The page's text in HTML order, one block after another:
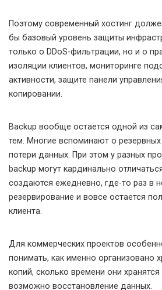
Поэтому современный хостинг
бы базовый уровень защиты
только о DDoS-фильтрации, но и о
изоляции клиентов, мониторинге
активности, защите панели
копировании.
Backup вообще остается одной из
тем. Многие вспоминают о
потери данных. При этом у разных
backup могут кардинально
создаются ежедневно, где-то раз в
резервирование и вовсе остается
клиента.
Для коммерческих проектов
понимать, как именно организовано
копий, сколько времени они
возможно восстановление данных.